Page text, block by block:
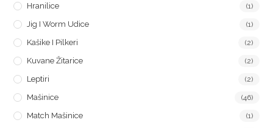
Hranilice (1)
Jig I Worm Udice (1)
Kašike I Pilkeri (2)
Kuvane Žitarice (2)
Leptiri (2)
Mašinice (46)
Match Mašinice (1)